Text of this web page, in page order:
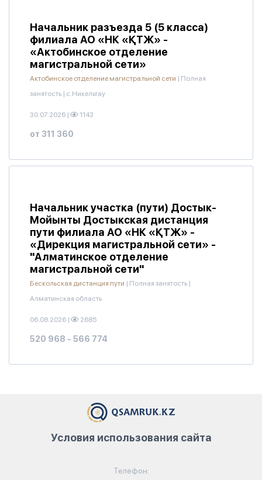
Начальник разъезда 5 (5 класса)
филиала АО «НК «ҚТЖ» -
«Актобинское отделение
магистральной сети»
Актобинское отделение магистральной сети | Полная
занятость | с.Никельтау
30.07.2026 | 1143
от 311 360
Начальник участка (пути) Достык-
Мойынты Достыкская дистанция
пути филиала АО «НК «ҚТЖ» -
«Дирекция магистральной сети» -
"Алматинское отделение
магистральной сети"
Бескольская дистанция пути | Полная занятость |
Алматинская область
06.08.2026 | 2685
520 968 - 566 774
Телефон:
Условия использования сайта